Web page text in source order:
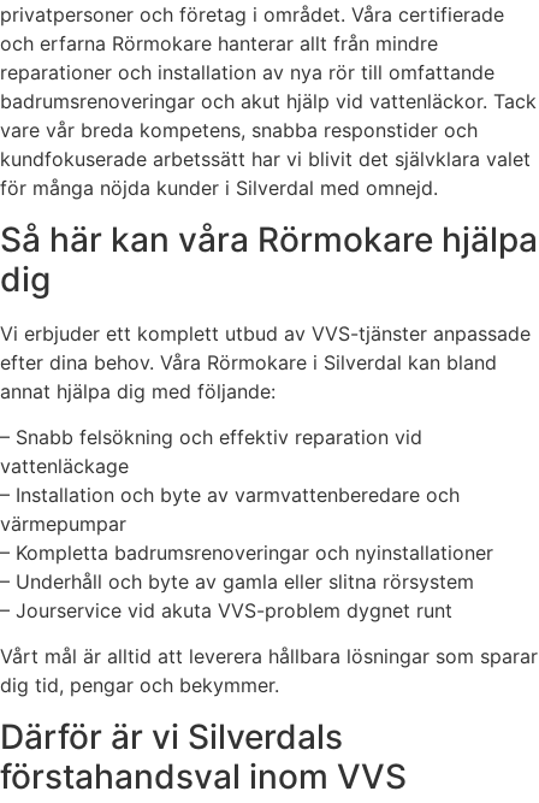
privatpersoner och företag i området. Våra certifierade
och erfarna Rörmokare hanterar allt från mindre
reparationer och installation av nya rör till omfattande
badrumsrenoveringar och akut hjälp vid vattenläckor. Tack
vare vår breda kompetens, snabba responstider och
kundfokuserade arbetssätt har vi blivit det självklara valet
för många nöjda kunder i Silverdal med omnejd.
Så här kan våra Rörmokare hjälpa
dig
Vi erbjuder ett komplett utbud av VVS-tjänster anpassade
efter dina behov. Våra Rörmokare i Silverdal kan bland
annat hjälpa dig med följande:
– Snabb felsökning och effektiv reparation vid
vattenläckage
– Installation och byte av varmvattenberedare och
värmepumpar
– Kompletta badrumsrenoveringar och nyinstallationer
– Underhåll och byte av gamla eller slitna rörsystem
– Jourservice vid akuta VVS-problem dygnet runt
Vårt mål är alltid att leverera hållbara lösningar som sparar
dig tid, pengar och bekymmer.
Därför är vi Silverdals
förstahandsval inom VVS